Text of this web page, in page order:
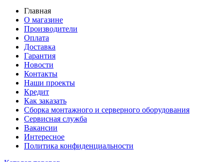
Главная
О магазине
Производители
Оплата
Доставка
Гарантия
Новости
Контакты
Наши проекты
Кредит
Как заказать
Сборка монтажного и серверного оборудования
Сервисная служба
Вакансии
Интересное
Политика конфиденциальности